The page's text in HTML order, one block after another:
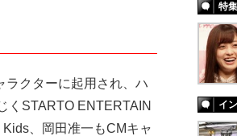
クターに起用され、ハ
くSTARTO ENTERTAIN
、岡田准一もCMキャ
特集
イ